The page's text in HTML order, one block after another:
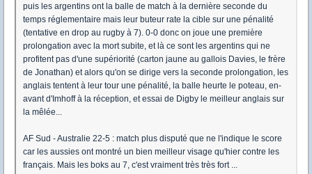
puis les argentins ont la balle de match à la dernière seconde du
temps réglementaire mais leur buteur rate la cible sur une pénalité
(tentative en drop au rugby à 7). 0-0 donc on joue une première
prolongation avec la mort subite, et là ce sont les argentins qui ne
profitent pas d'une supériorité (carton jaune au gallois Davies, le frère
de Jonathan) et alors qu'on se dirige vers la seconde prolongation, les
anglais tentent à leur tour une pénalité, la balle heurte le poteau, en-
avant d'Imhoff à la réception, et essai de Digby le meilleur anglais sur
la mêlée...
AF Sud - Australie 22-5 : match plus disputé que ne l'indique le score
car les aussies ont montré un bien meilleur visage qu'hier contre les
français. Mais les boks au 7, c'est vraiment très très fort ...